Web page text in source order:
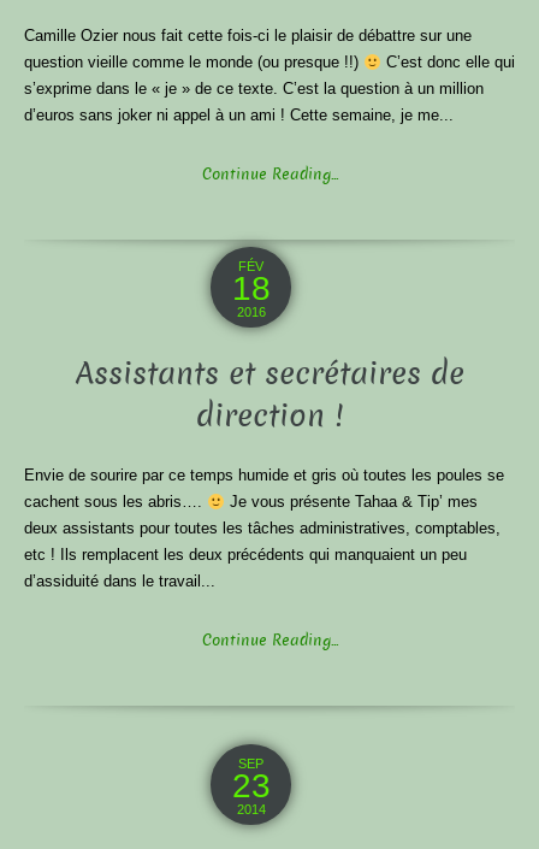
Camille Ozier nous fait cette fois-ci le plaisir de débattre sur une
question vieille comme le monde (ou presque !!)
C’est donc elle qui
s’exprime dans le « je » de ce texte. C’est la question à un million
d’euros sans joker ni appel à un ami ! Cette semaine, je me...
Continue Reading...
FÉV
18
2016
Assistants et secrétaires de
direction !
Envie de sourire par ce temps humide et gris où toutes les poules se
cachent sous les abris….
Je vous présente Tahaa & Tip’ mes
deux assistants pour toutes les tâches administratives, comptables,
etc ! Ils remplacent les deux précédents qui manquaient un peu
d’assiduité dans le travail...
Continue Reading...
SEP
23
2014